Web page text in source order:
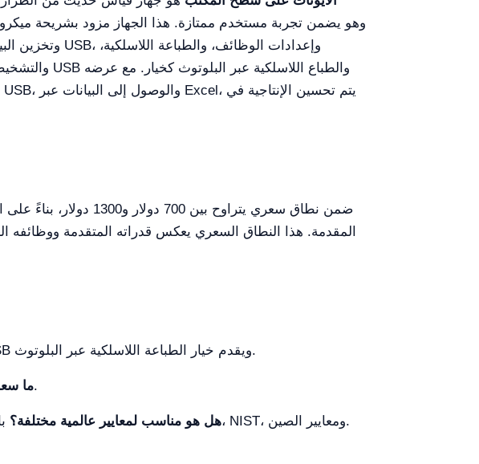
المقدمة. هذا النطاق السعري يعكس قدراته المتقدمة ووظائفه
نعم، فهو يدعم الاتصال بالكمبيوتر عبر USB ويقدم خيار الطباعة اللاسلكية عبر البلوتوث.
مايمكن للجهاز تخزين حتى 1,000 مجموعة من بيانات الاختبار.
هل هو مناسب لمعايير عالمية مختلفة؟ بالتأكيد. فهو يتعرف على 25 محاليل عازلة مختلفة، بما في ذلك المعايير الأوروبية والأمريكية، NIST، ومعايير الصين.